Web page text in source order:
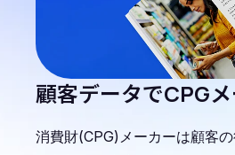
顧客データでCPG
消費財(CPG)メーカーは顧客